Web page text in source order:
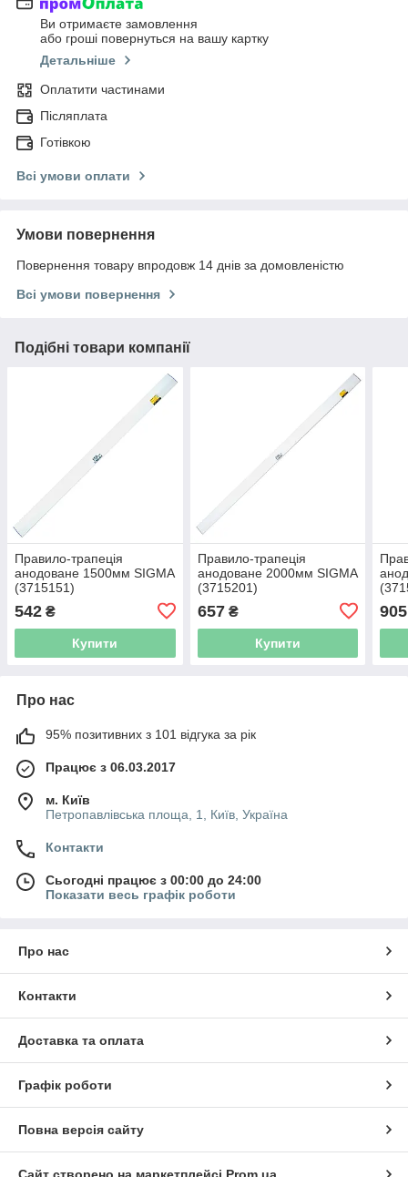
Ви отримаєте замовлення
або гроші повернуться на вашу картку
Детальніше
Оплатити частинами
Післяплата
Готівкою
Всі умови оплати
Умови повернення
Повернення товару впродовж 14 днів за домовленістю
Всі умови повернення
Подібні товари компанії
Правило-трапеція
анодоване 1500мм SIGMA
(3715151)
542 ₴
Купити
Правило-трапеція
анодоване 2000мм SIGMA
(3715201)
657₴
Купити
905
Про нас
95% позитивних з 101 відгука за рік
Працює з 06.03.2017
м. Київ
Петропавлівська площа, 1, Київ, Україна
Контакти
Сьогодні працює з 00:00 до 24:00
Показати весь графік роботи
Про нас
Контакти
Доставка та оплата
Графік роботи
Повна версія сайту